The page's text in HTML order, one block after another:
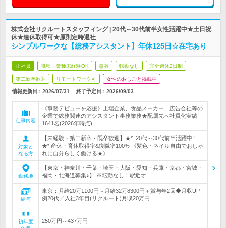
株式会社リクルートスタッフィング | 20代～30代前半女性活躍中★土日祝
休★連休取得可★原則定時退社
シンプルワークな【総務アシスタント】年休125日☆在宅あり
正社員 職種・業種未経験OK 急募 転勤なし 完全週休2日制
第二新卒歓迎 リモートワーク可 女性のおしごと掲載中
情報更新日：2026/07/31 終了予定日： 2026/09/03
仕事内容
《事務デビューを応援》上場企業、食品メーカー、広告会社等の
企業で総務関連のアシスタント事務業務★配属先へ社員化実績
1641名(2026年時点)
対象と
なる方
【未経験・第二新卒・既卒歓迎】★*. 20代～30代前半活躍中！
★*.産休・育休取得率&復職率100% 《髪色・ネイル自由でおしゃ
れに自分らしく働ける★》
勤務地
【東京・神奈川・千葉・埼玉・大阪・愛知・兵庫・京都・宮城・
福岡・北海道募集♪】 ※転勤なし！駅近オ…
給与
東京：月給20万1100円～月給32万8300円＋賞与年2回◆月収UP
例20代／入社3年目(リクルート)月収20万円…
初年度
250万円～437万円